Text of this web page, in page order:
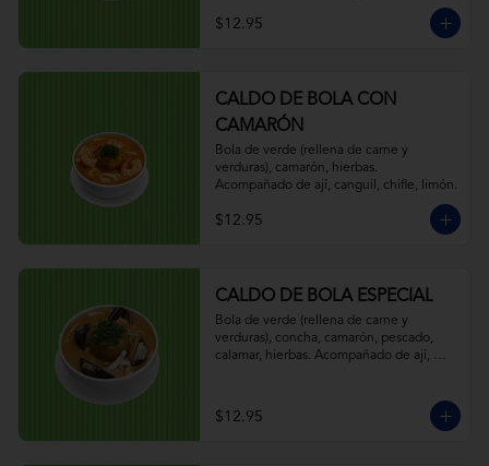
$12.95
CALDO DE BOLA CON
CAMARÓN
Bola de verde (rellena de carne y
verduras), camarón, hierbas.
Acompañado de ají, canguil, chifle, limón.
$12.95
CALDO DE BOLA ESPECIAL
Bola de verde (rellena de carne y
verduras), concha, camarón, pescado,
calamar, hierbas. Acompañado de ají,
$12.95